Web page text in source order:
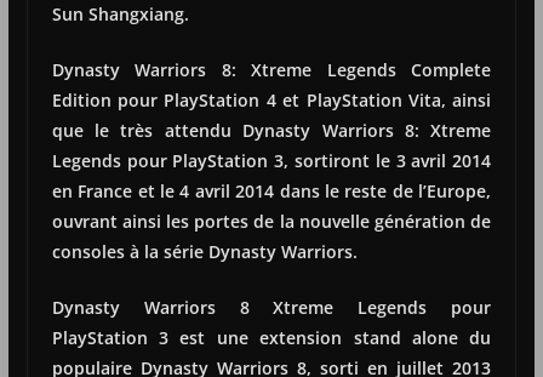
Sun Shangxiang.
Dynasty Warriors 8: Xtreme Legends Complete
Edition pour PlayStation 4 et PlayStation Vita, ainsi
que le très attendu Dynasty Warriors 8: Xtreme
Legends pour PlayStation 3, sortiront le 3 avril 2014
en France et le 4 avril 2014 dans le reste de l’Europe,
ouvrant ainsi les portes de la nouvelle génération de
consoles à la série Dynasty Warriors.
Dynasty Warriors 8 Xtreme Legends pour
PlayStation 3 est une extension stand alone du
populaire Dynasty Warriors 8, sorti en juillet 2013